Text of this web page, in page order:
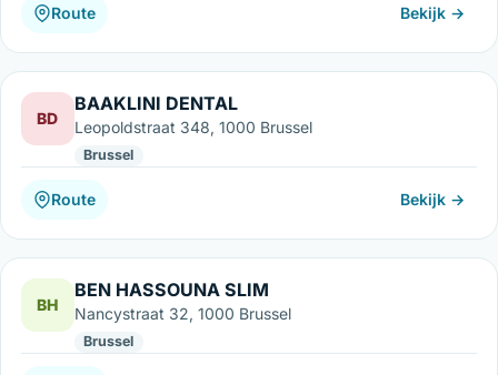
Route Bekijk →
BD
BAAKLINI DENTAL
Leopoldstraat 348, 1000 Brussel
Brussel
Route Bekijk →
BH
BEN HASSOUNA SLIM
Nancystraat 32, 1000 Brussel
Brussel